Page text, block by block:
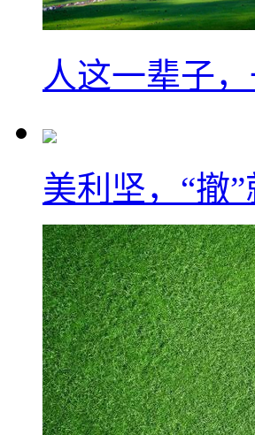
人这一辈子
美利坚，“撤